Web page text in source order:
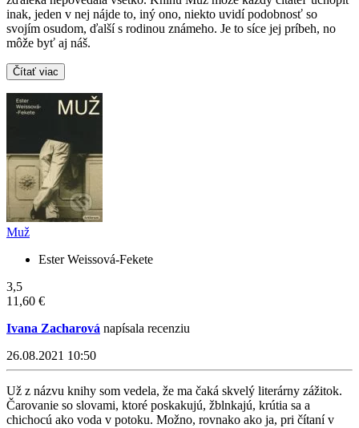
inak, jeden v nej nájde to, iný ono, niekto uvidí podobnosť so
svojím osudom, ďalší s rodinou známeho. Je to síce jej príbeh, no
môže byť aj náš.
Čítať viac
Muž
Ester Weissová-Fekete
3,5
11,60 €
Ivana Zacharová napísala recenziu
26.08.2021 10:50
Už z názvu knihy som vedela, že ma čaká skvelý literárny zážitok.
Čarovanie so slovami, ktoré poskakujú, žblnkajú, krútia sa a
chichocú ako voda v potoku. Možno, rovnako ako ja, pri čítaní v